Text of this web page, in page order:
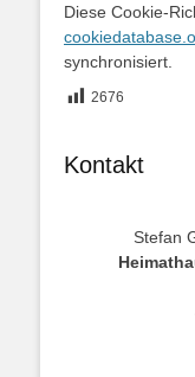
Diese Cookie-
synchronisiert.
2676
Kontakt
Stefan